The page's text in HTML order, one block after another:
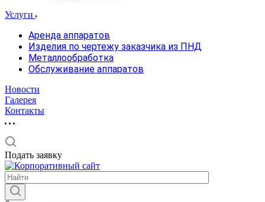
Услуги
Аренда аппаратов
Изделия по чертежу заказчика из ПНД
Металлообработка
Обслуживание аппаратов
Новости
Галерея
Контакты
Подать заявку